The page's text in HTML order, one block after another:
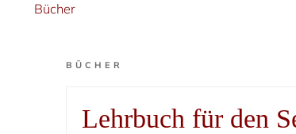
Bücher
BÜCHER
Lehrbuch für den